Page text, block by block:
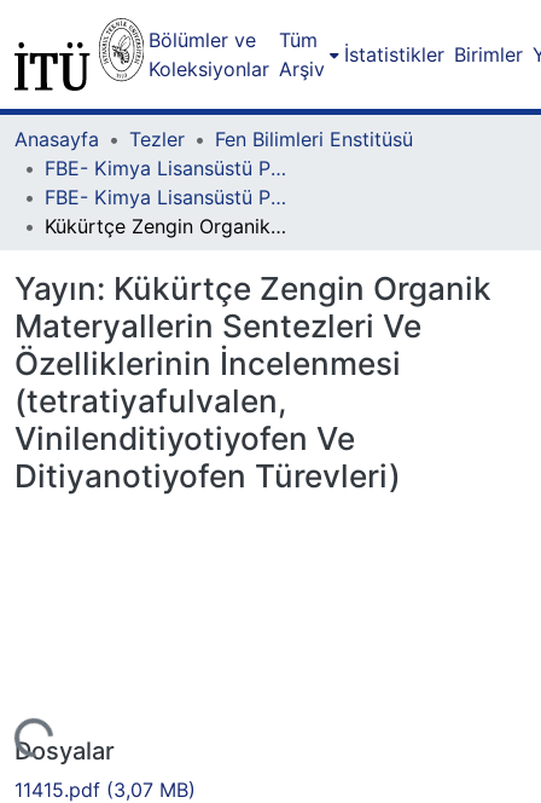
Bölümler ve
Koleksiyonlar
Tüm
Arşiv
İstatistikler Birimler
Anasayfa Tezler
Fen Bilimleri Enstitüsü
FBE- Kimya Lisansüstü Programı
FBE- Kimya Lisansüstü Programı - Yüksek Lisans
Kükürtçe Zengin Organik Materyallerin Sentezleri Ve Özelliklerinin İncelenmesi (tetratiyafulvalen, Vinilenditiyotiyofen Ve Ditiyanotiyofen Türevleri)
Yayın: Kükürtçe Zengin Organik
Materyallerin Sentezleri Ve
Özelliklerinin İncelenmesi
(tetratiyafulvalen,
Vinilenditiyotiyofen Ve
Ditiyanotiyofen Türevleri)
Dosyalar
11415.pdf (3,07 MB)